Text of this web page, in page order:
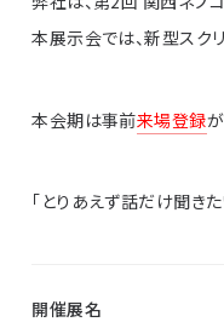
本展示会では、新型スク
本会期は事前来場登録
「とりあえず話だけ聞き
開催展名